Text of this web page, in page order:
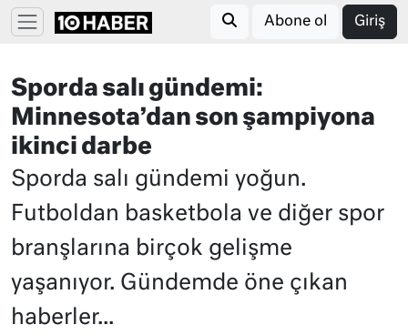
Abone ol Giriş
Sporda salı gündemi:
Minnesota’dan son şampiyona
ikinci darbe
Sporda salı gündemi yoğun.
Futboldan basketbola ve diğer spor
branşlarına birçok gelişme
yaşanıyor. Gündemde öne çıkan
haberler...